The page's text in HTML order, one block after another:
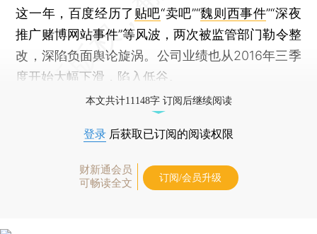
这一年，百度经历了贴吧“卖吧”“魏则西事件”“深夜
推广赌博网站事件”等风波，两次被监管部门勒令整
改，深陷负面舆论旋涡。公司业绩也从2016年三季
度开始大幅下滑，陷入低谷。
本文共计11148字 订阅后继续阅读
登录 后获取已订阅的阅读权限
财新通会员
可畅读全文
订阅/会员升级